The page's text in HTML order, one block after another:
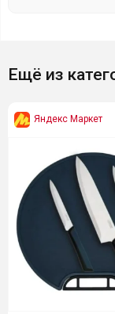
Ещё из
Яндекс Маркет